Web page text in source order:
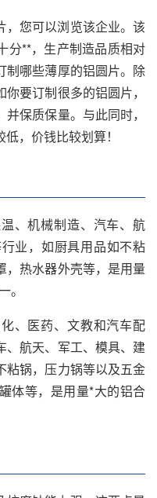
，您可以浏览该企业。该
分**，生产制造品质相对
制哪些薄厚的铝圆片。除
要订制很多的铝圆片，
保质保量。与此同时，
，价钱比较划算！
、机械制造、汽车、航
业，如厨具用品如不粘
，热水器外壳等，是用量
。
、医药、文教和汽车配
、航天、军工、模具、建
粘锅，压力锅等以及五金
体等，是用量*大的铝合